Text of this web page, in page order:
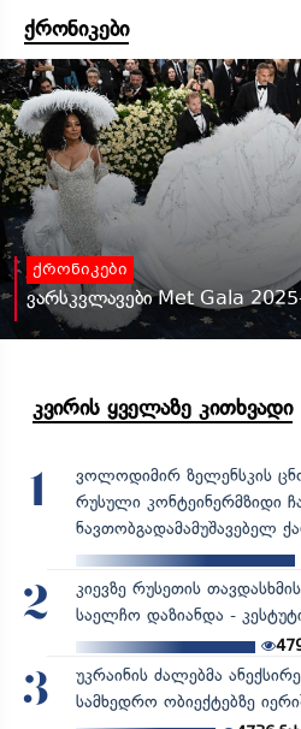
ქრონიკები
ქრონიკები
ვარსკვლავები Met Gala
კვირის ყველაზე კითხვადი
1
ვოლოდიმირ ზელენსკის
რუსული კონტეინერმზიდი
ნავთობგადამამუშავებელ
2
კიევზე რუსეთის
საელჩო დაზიანდა -
3
უკრაინის ძალებმა
სამხედრო ობიექტებზე